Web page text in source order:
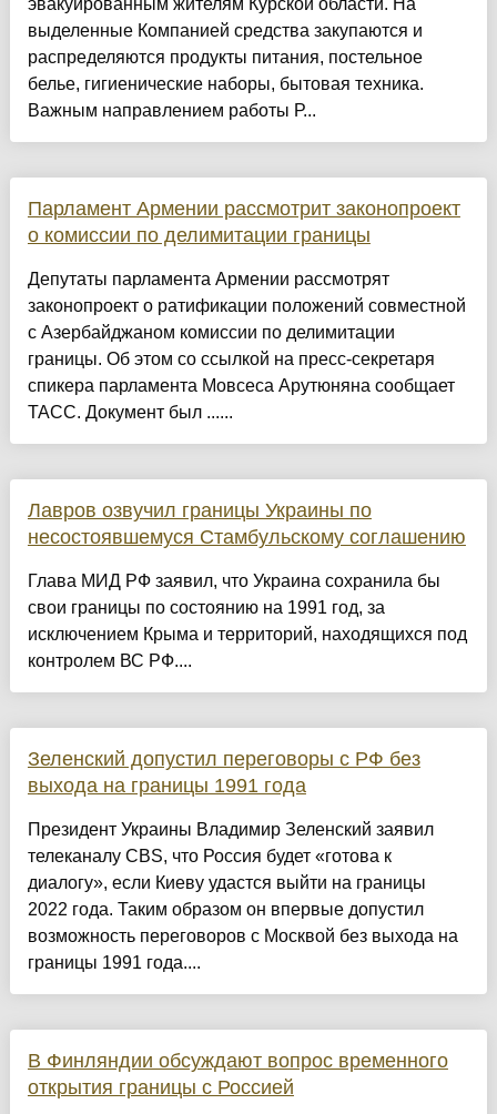
эвакуированным жителям Курской области. На
выделенные Компанией средства закупаются и
распределяются продукты питания, постельное
белье, гигиенические наборы, бытовая техника.
Важным направлением работы Р...
Парламент Армении рассмотрит законопроект
о комиссии по делимитации границы
Депутаты парламента Армении рассмотрят
законопроект о ратификации положений совместной
с Азербайджаном комиссии по делимитации
границы. Об этом со ссылкой на пресс-секретаря
спикера парламента Мовсеса Арутюняна сообщает
ТАСС. Документ был ......
Лавров озвучил границы Украины по
несостоявшемуся Стамбульскому соглашению
Глава МИД РФ заявил, что Украина сохранила бы
свои границы по состоянию на 1991 год, за
исключением Крыма и территорий, находящихся под
контролем ВС РФ....
Зеленский допустил переговоры с РФ без
выхода на границы 1991 года
Президент Украины Владимир Зеленский заявил
телеканалу CBS, что Россия будет «готова к
диалогу», если Киеву удастся выйти на границы
2022 года. Таким образом он впервые допустил
возможность переговоров с Москвой без выхода на
границы 1991 года....
В Финляндии обсуждают вопрос временного
открытия границы с Россией